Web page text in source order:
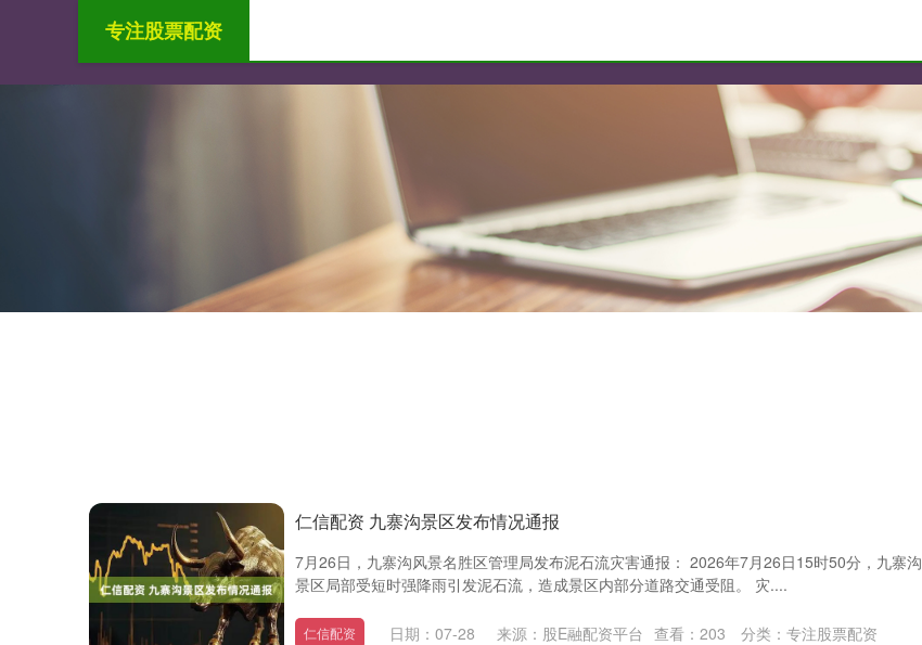
专注股票配资
仁信配资 九寨沟景区发布情况通报
7月26日，九寨沟风景名胜区管理局发布泥石流灾害通报： 2026年7月26日15时50分，九寨沟
景区局部受短时强降雨引发泥石流，造成景区内部分道路交通受阻。 灾....
仁信配资 日期：07-28 来源：股E融配资平台 查看： 203 分类： 专注股票配资